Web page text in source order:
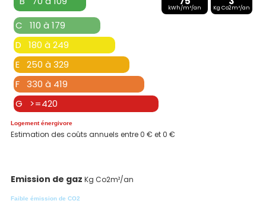
kWh/m²/an Kg Co2m²/an
C 110 à 179
D 180 à 249
E 250 à 329
F 330 à 419
G >=420
Logement énergivore
Estimation des coûts annuels entre 0 € et 0 €
Emission de gaz Kg Co2m²/an
Faible émission de CO2